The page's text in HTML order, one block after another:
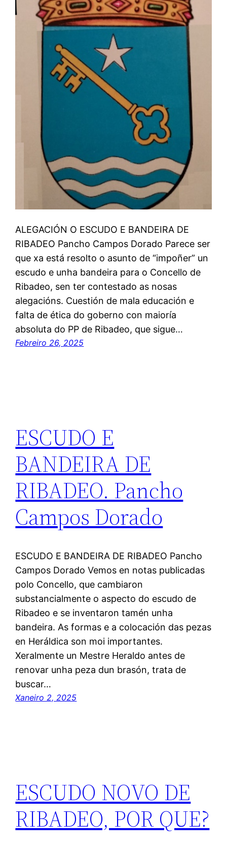
ALEGACIÓN O ESCUDO E BANDEIRA DE
RIBADEO Pancho Campos Dorado Parece ser
que xa está resolto o asunto de “impoñer” un
escudo e unha bandeira para o Concello de
Ribadeo, sen ter contestado as nosas
alegacións. Cuestión de mala educación e
falta de ética do goberno con maioría
absoluta do PP de Ribadeo, que sigue…
Febreiro 26, 2025
ESCUDO E
BANDEIRA DE
RIBADEO. Pancho
Campos Dorado
ESCUDO E BANDEIRA DE RIBADEO Pancho
Campos Dorado Vemos en notas publicadas
polo Concello, que cambiaron
substancialmente o aspecto do escudo de
Ribadeo e se inventaron tamén unha
bandeira. As formas e a colocación das pezas
en Heráldica son moi importantes.
Xeralmente un Mestre Heraldo antes de
renovar unha peza dun brasón, trata de
buscar…
Xaneiro 2, 2025
ESCUDO NOVO DE
RIBADEO, POR QUE?